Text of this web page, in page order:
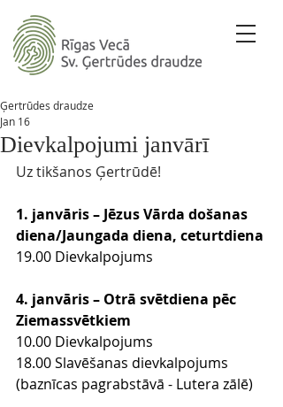
Dievkalpojumi janvārī
Ģertrūdes draudze
Jan 16
Uz tikšanos Ģertrūdē!
1. janvāris – Jēzus Vārda došanas
diena/Jaungada diena, ceturtdiena
19.00 Dievkalpojums
4. janvāris – Otrā svētdiena pēc
Ziemassvētkiem
10.00 Dievkalpojums
18.00 Slavēšanas dievkalpojums
(baznīcas pagrabstāvā - Lutera zālē)